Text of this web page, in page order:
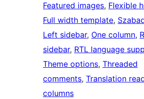
Featured images, Flexible
Full width template,
Left sidebar, One column,
sidebar, RTL language
Theme options, Threaded
comments, Translation
columns